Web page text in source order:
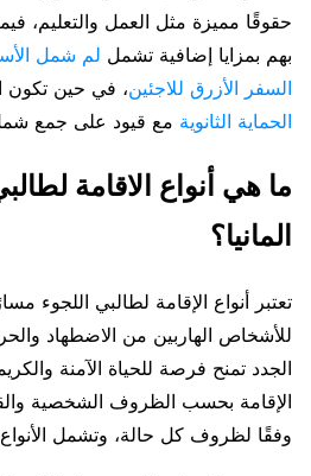
حقوقًا مميزة مثل العمل والتعليم،
بهم بمزايا إضافية تشمل لم شمل
السفر الأزرق للاجئين، في حين تكون
الحماية الثانوية مع قيود على جمع
ما هي أنواع الاقامة
المانيا؟
تعتبر أنواع الإقامة لطالبي اللجوء
للأشخاص الهاربين من الاضطهاد
الجدد تمنح فرصة للحياة الآمنة
الإقامة بحسب الظروف الشخصية
وفقًا لظروف كل حالة، وتشمل الأنواع